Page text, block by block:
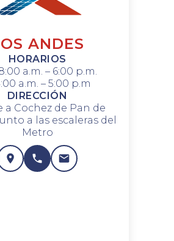
ANDES
HORARIOS
a.m. – 6:00 p.m.
a.m. – 5:00 p.m
DIRECCIÓN
a Cochez de Pan de
a las escaleras del
Metro